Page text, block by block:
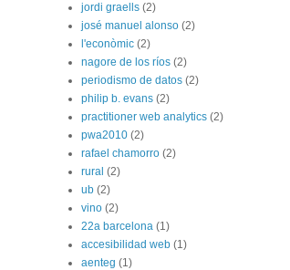
jordi graells (2)
josé manuel alonso (2)
l'econòmic (2)
nagore de los ríos (2)
periodismo de datos (2)
philip b. evans (2)
practitioner web analytics (2)
pwa2010 (2)
rafael chamorro (2)
rural (2)
ub (2)
vino (2)
22a barcelona (1)
accesibilidad web (1)
aenteg (1)